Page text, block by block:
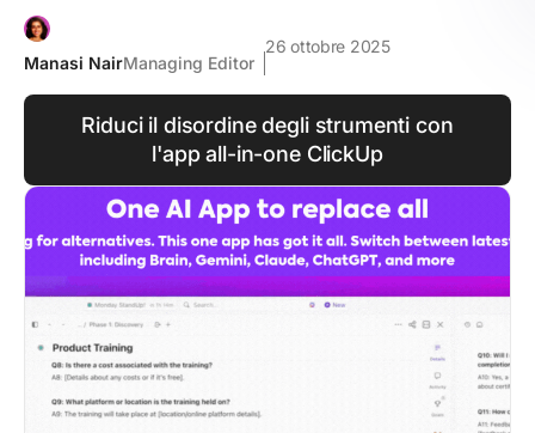
Manasi NairManaging Editor
26 ottobre 2025
Riduci il disordine degli strumenti con
l'app all-in-one ClickUp